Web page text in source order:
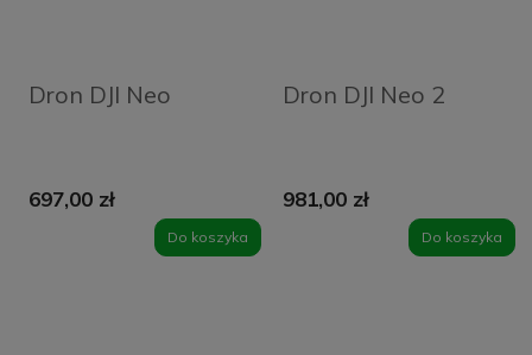
Dron DJI Neo
697,00 zł
Do koszyka
Dron DJI Neo 2
981,00 zł
Do koszyka